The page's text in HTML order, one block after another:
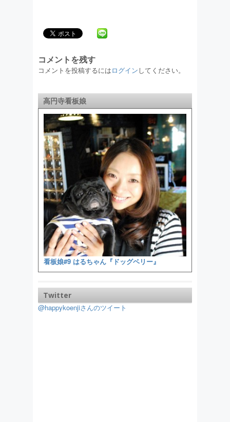
コメントを残す
コメントを投稿するにはログインしてください。
高円寺看板娘
看板娘#9 はるちゃん『ドッグベリー』
Twitter
@happykoenjiさんのツイート